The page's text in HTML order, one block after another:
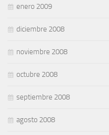
enero 2009
diciembre 2008
noviembre 2008
octubre 2008
septiembre 2008
agosto 2008